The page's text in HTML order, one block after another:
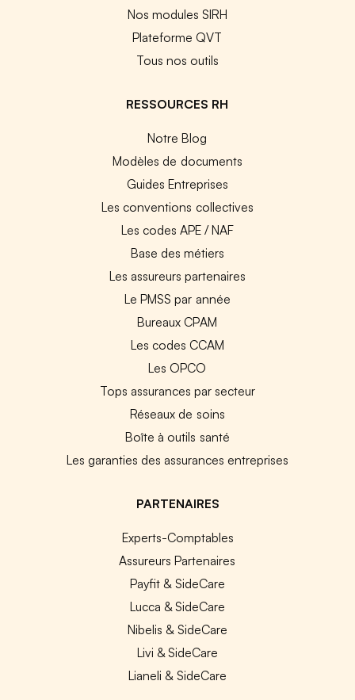
Nos modules SIRH
Plateforme QVT
Tous nos outils
RESSOURCES RH
Notre Blog
Modèles de documents
Guides Entreprises
Les conventions collectives
Les codes APE / NAF
Base des métiers
Les assureurs partenaires
Le PMSS par année
Bureaux CPAM
Les codes CCAM
Les OPCO
Tops assurances par secteur
Réseaux de soins
Boîte à outils santé
Les garanties des assurances entreprises
PARTENAIRES
Experts-Comptables
Assureurs Partenaires
Payfit & SideCare
Lucca & SideCare
Nibelis & SideCare
Livi & SideCare
Lianeli & SideCare